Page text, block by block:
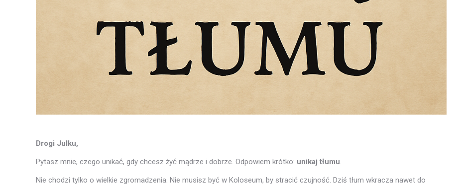
Drogi Julku,
Pytasz mnie, czego unikać, gdy chcesz żyć mądrze i dobrze. Odpowiem krótko: unikaj tłumu
Nie chodzi tylko o wielkie zgromadzenia. Nie musisz być w Koloseum, by stracić czujność. Dziś tłum wkracza nawet do